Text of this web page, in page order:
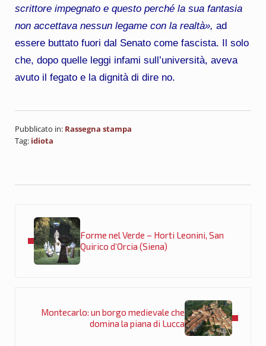
scrittore impegnato e questo perché la sua fantasia
non accettava nessun legame con la realtà», ad
essere buttato fuori dal Senato come fascista. Il solo
che, dopo quelle leggi infami sull’università, aveva
avuto il fegato e la dignità di dire no.
Pubblicato in: Rassegna stampa
Tag: idiota
Forme nel Verde – Horti Leonini, San
Quirico d’Orcia (Siena)
Montecarlo: un borgo medievale che
domina la piana di Lucca